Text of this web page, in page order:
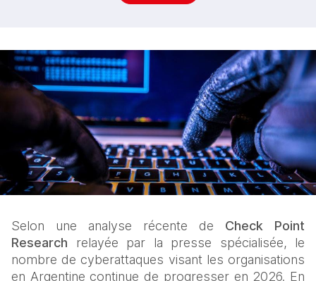
Selon une analyse récente de Check Point
Research relayée par la presse spécialisée, le
nombre de cyberattaques visant les organisations
en Argentine continue de progresser en 2026. En